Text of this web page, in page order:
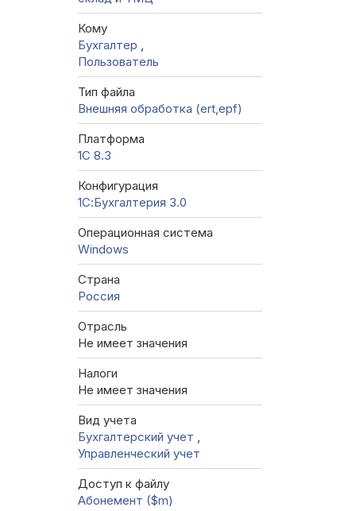
Кому
Бухгалтер ,
Пользователь
Тип файла
Внешняя обработка (ert,epf)
Платформа
1С 8.3
Конфигурация
1С:Бухгалтерия 3.0
Операционная система
Windows
Страна
Россия
Отрасль
Не имеет значения
Налоги
Не имеет значения
Вид учета
Бухгалтерский учет ,
Управленческий учет
Доступ к файлу
Абонемент ($m)